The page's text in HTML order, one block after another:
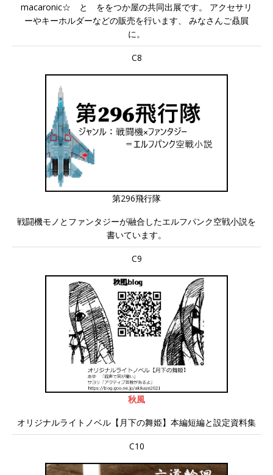
macaronic☆ と ををつか屋の共同出展です。 アクセサリ
ーやキーホルダーなどの販売を行います、 みなさんご贔屓
に。
C8
第296飛行隊
戦闘機モノとファンタジーが融合したエルフパンク空戦小説を
書いています。
C9
秋風
オリジナルライトノベル【月下の舞姫】本編短編と設定資料集
C10